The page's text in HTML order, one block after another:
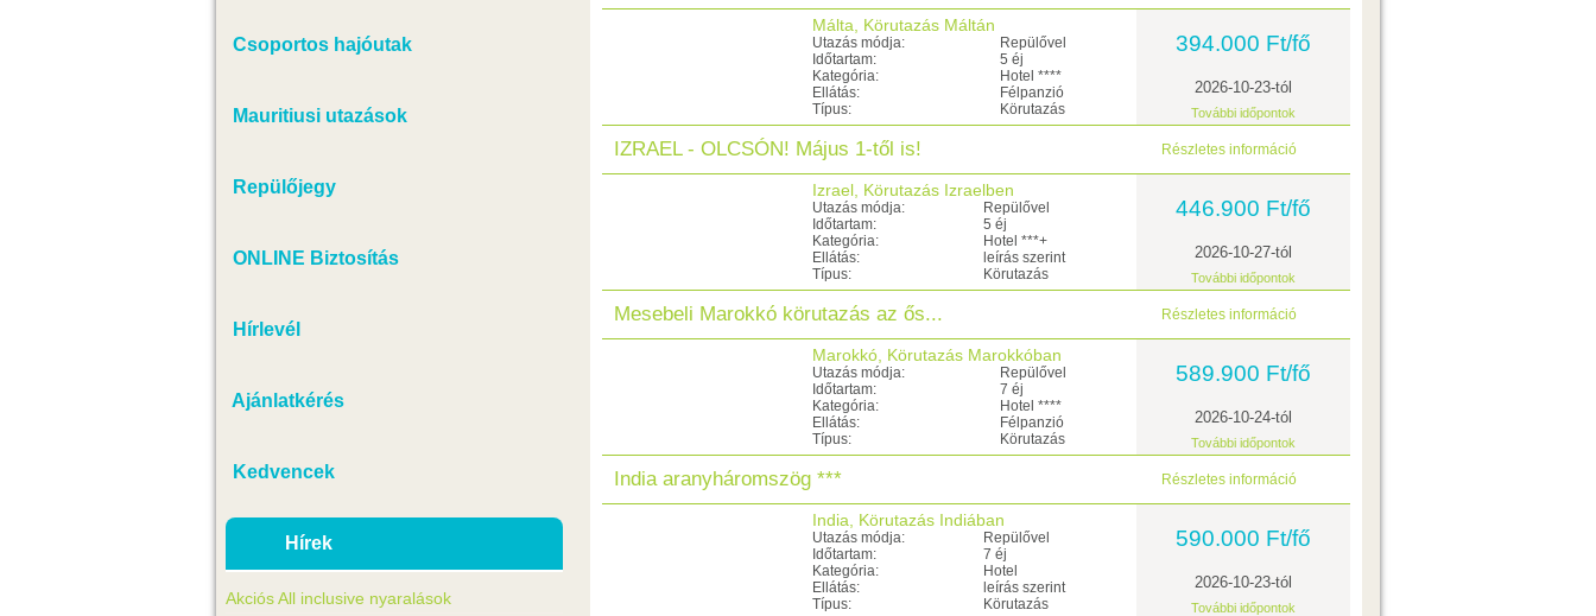
Csoportos hajóutak
Mauritiusi utazások
Repülőjegy
ONLINE Biztosítás
Hírlevél
Ajánlatkérés
Kedvencek
Hírek
Akciós All inclusive nyaralások
Málta, Körutazás Máltán
Utazás módja:
Repülővel
Időtartam:
5 éj
Kategória:
Hotel ****
Ellátás:
Félpanzió
Típus:
Körutazás
394.000 Ft/fő
2026-10-23-tól
További időpontok
IZRAEL - OLCSÓN! Május 1-től is! Részletes információ
Izrael, Körutazás Izraelben
Utazás módja:
Repülővel
Időtartam:
5 éj
Kategória:
Hotel ***+
Ellátás:
leírás szerint
Típus:
Körutazás
446.900 Ft/fő
2026-10-27-tól
További időpontok
Mesebeli Marokkó körutazás az ős... Részletes információ
Marokkó, Körutazás Marokkóban
Utazás módja:
Repülővel
Időtartam:
7 éj
Kategória:
Hotel ****
Ellátás:
Félpanzió
Típus:
Körutazás
589.900 Ft/fő
2026-10-24-tól
További időpontok
India aranyháromszög *** Részletes információ
India, Körutazás Indiában
Utazás módja:
Repülővel
Időtartam:
7 éj
Kategória:
Hotel
Ellátás:
leírás szerint
Típus:
Körutazás
590.000 Ft/fő
2026-10-23-tól
További időpontok